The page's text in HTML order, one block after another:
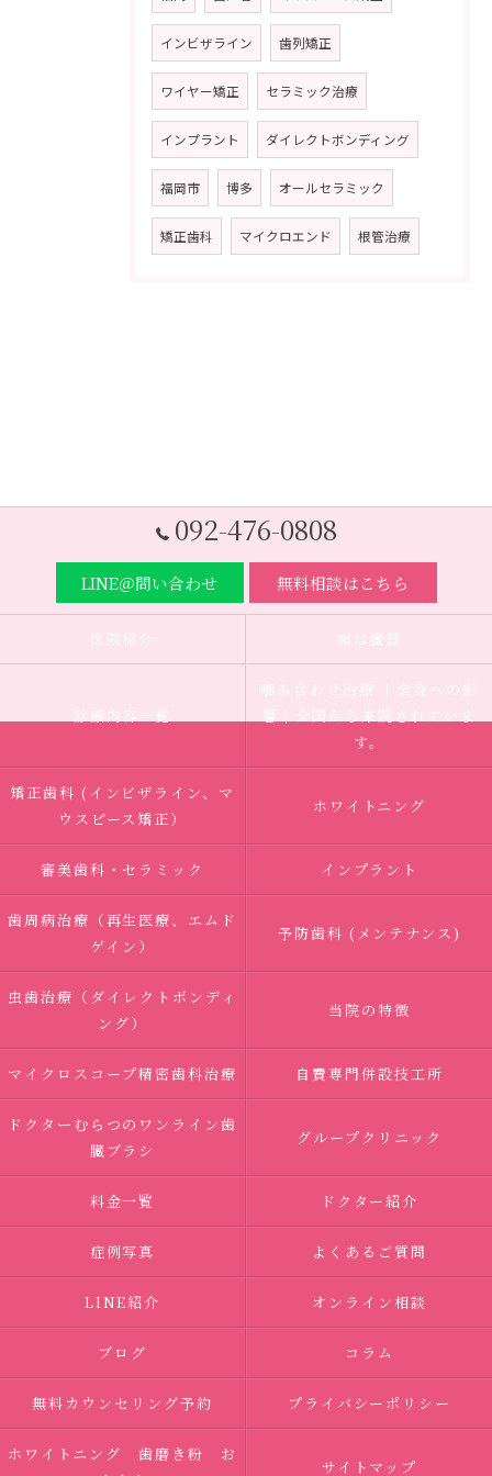
インビザライン 歯列矯正
ワイヤー矯正 セラミック治療
インプラント ダイレクトボンディング
福岡市 博多 オールセラミック
矯正歯科 マイクロエンド 根管治療
092-476-0808
LINE＠問い合わせ 無料相談はこちら
医院紹介 歯は臓器
診療内容一覧
噛み合わせ治療 ｜全身への影
響｜全国から来院されていま
す。
矯正歯科 (インビザライン、マ
ウスピース矯正）
ホワイトニング
審美歯科・セラミック インプラント
歯周病治療（再生医療、エムド
ゲイン）
予防歯科 (メンテナンス)
虫歯治療（ダイレクトボンディ
ング）
当院の特徴
マイクロスコープ精密歯科治療 自費専門併設技工所
ドクターむらつのワンライン歯
臓ブラシ
グループクリニック
料金一覧 ドクター紹介
症例写真 よくあるご質問
LINE紹介 オンライン相談
ブログ コラム
無料カウンセリング予約 プライバシーポリシー
ホワイトニング 歯磨き粉 お
サイトマップ